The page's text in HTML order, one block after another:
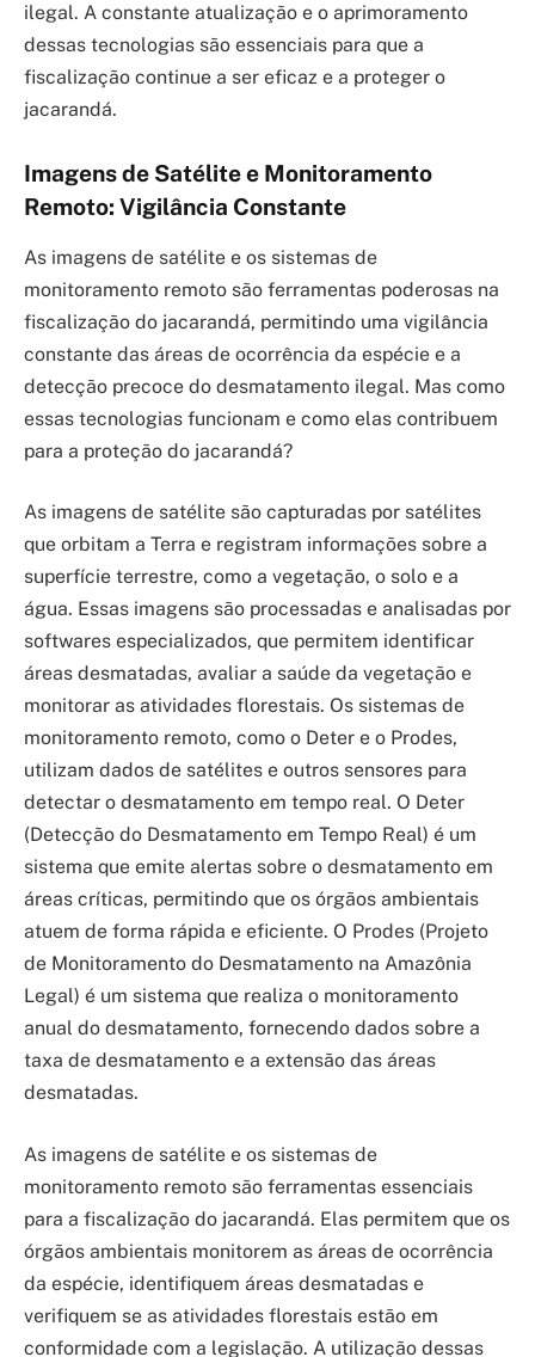
ilegal. A constante atualização e o aprimoramento
dessas tecnologias são essenciais para que a
fiscalização continue a ser eficaz e a proteger o
jacarandá.
Imagens de Satélite e Monitoramento
Remoto: Vigilância Constante
As imagens de satélite e os sistemas de
monitoramento remoto são ferramentas poderosas na
fiscalização do jacarandá, permitindo uma vigilância
constante das áreas de ocorrência da espécie e a
detecção precoce do desmatamento ilegal. Mas como
essas tecnologias funcionam e como elas contribuem
para a proteção do jacarandá?
As imagens de satélite são capturadas por satélites
que orbitam a Terra e registram informações sobre a
superfície terrestre, como a vegetação, o solo e a
água. Essas imagens são processadas e analisadas por
softwares especializados, que permitem identificar
áreas desmatadas, avaliar a saúde da vegetação e
monitorar as atividades florestais. Os sistemas de
monitoramento remoto, como o Deter e o Prodes,
utilizam dados de satélites e outros sensores para
detectar o desmatamento em tempo real. O Deter
(Detecção do Desmatamento em Tempo Real) é um
sistema que emite alertas sobre o desmatamento em
áreas críticas, permitindo que os órgãos ambientais
atuem de forma rápida e eficiente. O Prodes (Projeto
de Monitoramento do Desmatamento na Amazônia
Legal) é um sistema que realiza o monitoramento
anual do desmatamento, fornecendo dados sobre a
taxa de desmatamento e a extensão das áreas
desmatadas.
As imagens de satélite e os sistemas de
monitoramento remoto são ferramentas essenciais
para a fiscalização do jacarandá. Elas permitem que os
órgãos ambientais monitorem as áreas de ocorrência
da espécie, identifiquem áreas desmatadas e
verifiquem se as atividades florestais estão em
conformidade com a legislação. A utilização dessas